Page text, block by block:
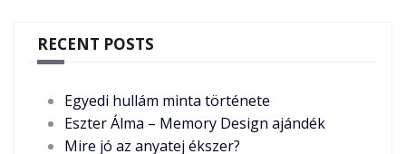
RECENT POSTS
Egyedi hullám minta története
Eszter Álma – Memory Design ajándék
Mire jó az anyatej ékszer?